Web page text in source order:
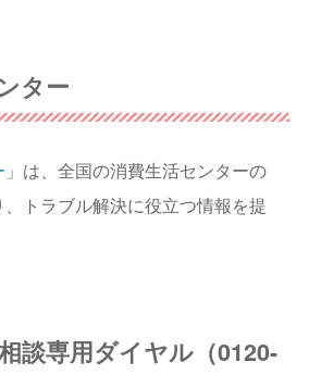
ター
」は、全国の消費生活センターの
トラブル解決に役立つ情報を提
談専用ダイヤル（0120-